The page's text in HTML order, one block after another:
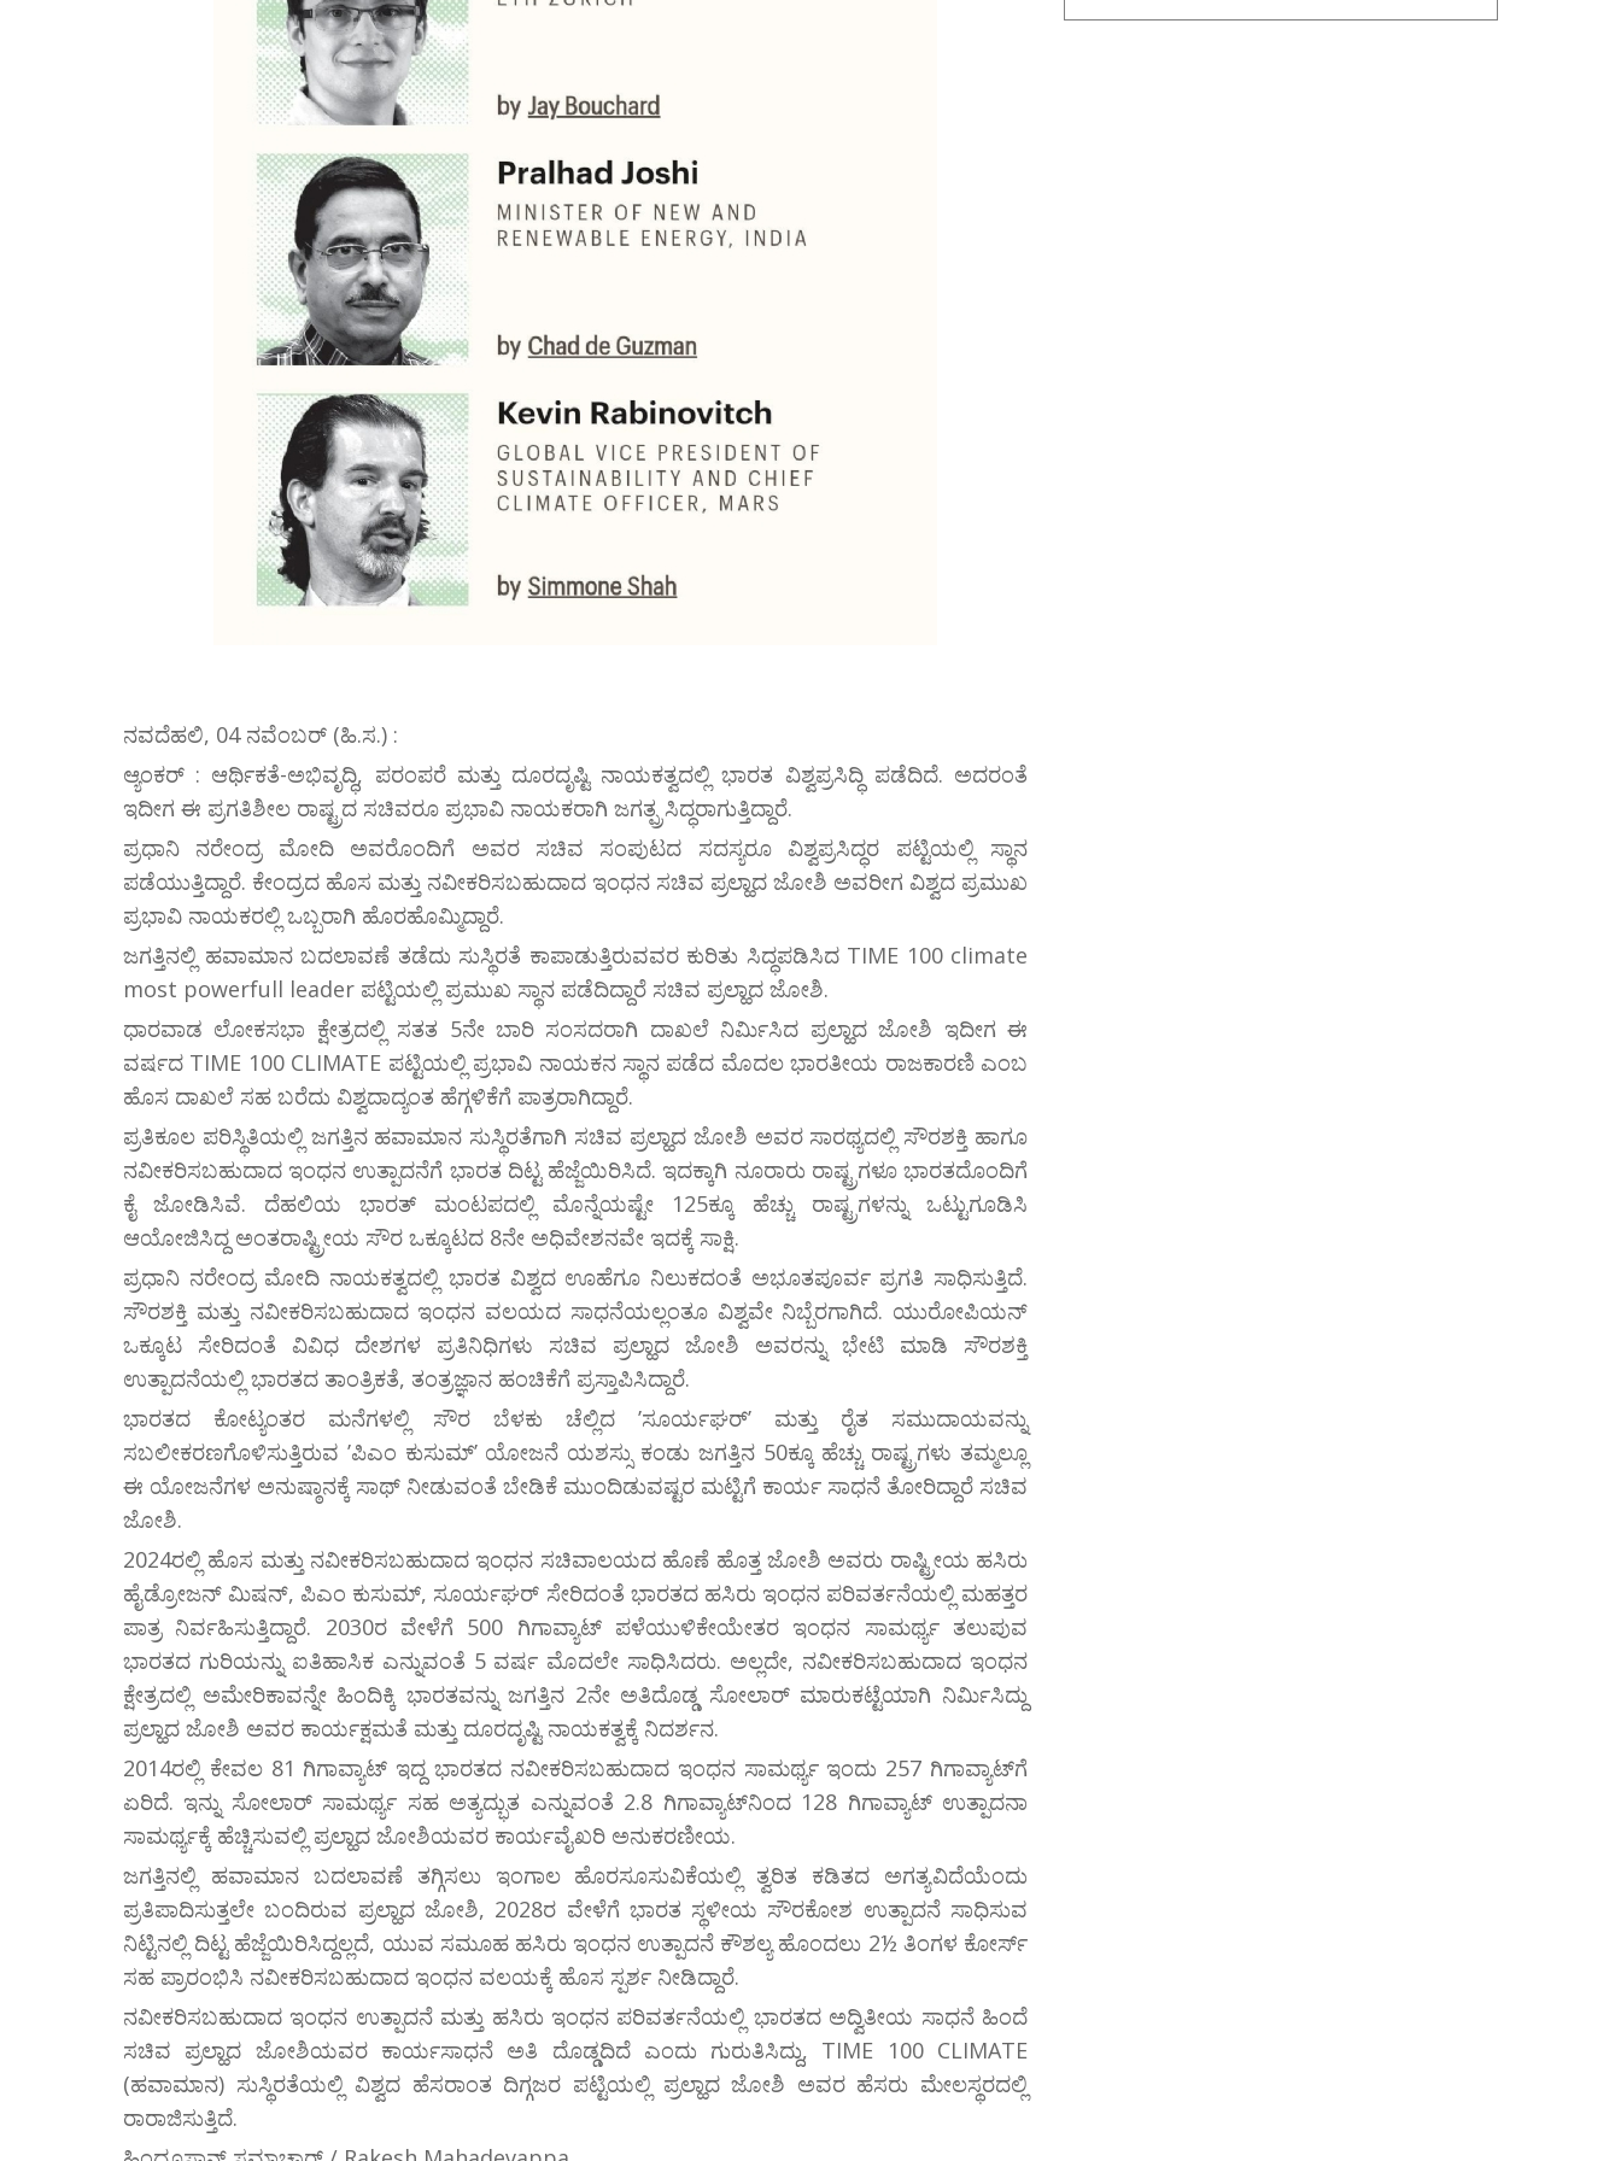
ನವದೆಹಲಿ, 04 ನವೆಂಬರ್ (ಹಿ.ಸ.) :
ಆ್ಯಂಕರ್ : ಆರ್ಥಿಕತೆ-ಅಭಿವೃದ್ಧಿ, ಪರಂಪರೆ ಮತ್ತು ದೂರದೃಷ್ಟಿ ನಾಯಕತ್ವದಲ್ಲಿ ಭಾರತ ವಿಶ್ವಪ್ರಸಿದ್ಧಿ ಪಡೆದಿದೆ. ಅದರಂತೆ
ಇದೀಗ ಈ ಪ್ರಗತಿಶೀಲ ರಾಷ್ಟ್ರದ ಸಚಿವರೂ ಪ್ರಭಾವಿ ನಾಯಕರಾಗಿ ಜಗತ್ಪ್ರಸಿದ್ಧರಾಗುತ್ತಿದ್ದಾರೆ.
ಪ್ರಧಾನಿ ನರೇಂದ್ರ ಮೋದಿ ಅವರೊಂದಿಗೆ ಅವರ ಸಚಿವ ಸಂಪುಟದ ಸದಸ್ಯರೂ ವಿಶ್ವಪ್ರಸಿದ್ಧರ ಪಟ್ಟಿಯಲ್ಲಿ ಸ್ಥಾನ
ಪಡೆಯುತ್ತಿದ್ದಾರೆ. ಕೇಂದ್ರದ ಹೊಸ ಮತ್ತು ನವೀಕರಿಸಬಹುದಾದ ಇಂಧನ ಸಚಿವ ಪ್ರಲ್ಹಾದ ಜೋಶಿ ಅವರೀಗ ವಿಶ್ವದ ಪ್ರಮುಖ
ಪ್ರಭಾವಿ ನಾಯಕರಲ್ಲಿ ಒಬ್ಬರಾಗಿ ಹೊರಹೊಮ್ಮಿದ್ದಾರೆ.
ಜಗತ್ತಿನಲ್ಲಿ ಹವಾಮಾನ ಬದಲಾವಣೆ ತಡೆದು ಸುಸ್ಥಿರತೆ ಕಾಪಾಡುತ್ತಿರುವವರ ಕುರಿತು ಸಿದ್ಧಪಡಿಸಿದ TIME 100 climate
most powerfull leader ಪಟ್ಟಿಯಲ್ಲಿ ಪ್ರಮುಖ ಸ್ಥಾನ ಪಡೆದಿದ್ದಾರೆ ಸಚಿವ ಪ್ರಲ್ಹಾದ ಜೋಶಿ.
ಧಾರವಾಡ ಲೋಕಸಭಾ ಕ್ಷೇತ್ರದಲ್ಲಿ ಸತತ 5ನೇ ಬಾರಿ ಸಂಸದರಾಗಿ ದಾಖಲೆ ನಿರ್ಮಿಸಿದ ಪ್ರಲ್ಹಾದ ಜೋಶಿ ಇದೀಗ ಈ
ವರ್ಷದ TIME 100 CLIMATE ಪಟ್ಟಿಯಲ್ಲಿ ಪ್ರಭಾವಿ ನಾಯಕನ ಸ್ಥಾನ ಪಡೆದ ಮೊದಲ ಭಾರತೀಯ ರಾಜಕಾರಣಿ ಎಂಬ
ಹೊಸ ದಾಖಲೆ ಸಹ ಬರೆದು ವಿಶ್ವದಾದ್ಯಂತ ಹೆಗ್ಗಳಿಕೆಗೆ ಪಾತ್ರರಾಗಿದ್ದಾರೆ.
ಪ್ರತಿಕೂಲ ಪರಿಸ್ಥಿತಿಯಲ್ಲಿ ಜಗತ್ತಿನ ಹವಾಮಾನ ಸುಸ್ಥಿರತೆಗಾಗಿ ಸಚಿವ ಪ್ರಲ್ಹಾದ ಜೋಶಿ ಅವರ ಸಾರಥ್ಯದಲ್ಲಿ ಸೌರಶಕ್ತಿ ಹಾಗೂ
ನವೀಕರಿಸಬಹುದಾದ ಇಂಧನ ಉತ್ಪಾದನೆಗೆ ಭಾರತ ದಿಟ್ಟ ಹೆಜ್ಜೆಯಿರಿಸಿದೆ. ಇದಕ್ಕಾಗಿ ನೂರಾರು ರಾಷ್ಟ್ರಗಳೂ ಭಾರತದೊಂದಿಗೆ
ಕೈ ಜೋಡಿಸಿವೆ. ದೆಹಲಿಯ ಭಾರತ್ ಮಂಟಪದಲ್ಲಿ ಮೊನ್ನೆಯಷ್ಟೇ 125ಕ್ಕೂ ಹೆಚ್ಚು ರಾಷ್ಟ್ರಗಳನ್ನು ಒಟ್ಟುಗೂಡಿಸಿ
ಆಯೋಜಿಸಿದ್ದ ಅಂತರಾಷ್ಟ್ರೀಯ ಸೌರ ಒಕ್ಕೂಟದ 8ನೇ ಅಧಿವೇಶನವೇ ಇದಕ್ಕೆ ಸಾಕ್ಷಿ.
ಪ್ರಧಾನಿ ನರೇಂದ್ರ ಮೋದಿ ನಾಯಕತ್ವದಲ್ಲಿ ಭಾರತ ವಿಶ್ವದ ಊಹೆಗೂ ನಿಲುಕದಂತೆ ಅಭೂತಪೂರ್ವ ಪ್ರಗತಿ ಸಾಧಿಸುತ್ತಿದೆ.
ಸೌರಶಕ್ತಿ ಮತ್ತು ನವೀಕರಿಸಬಹುದಾದ ಇಂಧನ ವಲಯದ ಸಾಧನೆಯಲ್ಲಂತೂ ವಿಶ್ವವೇ ನಿಬ್ಬೆರಗಾಗಿದೆ. ಯುರೋಪಿಯನ್
ಒಕ್ಕೂಟ ಸೇರಿದಂತೆ ವಿವಿಧ ದೇಶಗಳ ಪ್ರತಿನಿಧಿಗಳು ಸಚಿವ ಪ್ರಲ್ಹಾದ ಜೋಶಿ ಅವರನ್ನು ಭೇಟಿ ಮಾಡಿ ಸೌರಶಕ್ತಿ
ಉತ್ಪಾದನೆಯಲ್ಲಿ ಭಾರತದ ತಾಂತ್ರಿಕತೆ, ತಂತ್ರಜ್ಞಾನ ಹಂಚಿಕೆಗೆ ಪ್ರಸ್ತಾಪಿಸಿದ್ದಾರೆ.
ಭಾರತದ ಕೋಟ್ಯಂತರ ಮನೆಗಳಲ್ಲಿ ಸೌರ ಬೆಳಕು ಚೆಲ್ಲಿದ ʼಸೂರ್ಯಘರ್ʼ ಮತ್ತು ರೈತ ಸಮುದಾಯವನ್ನು
ಸಬಲೀಕರಣಗೊಳಿಸುತ್ತಿರುವ ʼಪಿಎಂ ಕುಸುಮ್ʼ ಯೋಜನೆ ಯಶಸ್ಸು ಕಂಡು ಜಗತ್ತಿನ 50ಕ್ಕೂ ಹೆಚ್ಚು ರಾಷ್ಟ್ರಗಳು ತಮ್ಮಲ್ಲೂ
ಈ ಯೋಜನೆಗಳ ಅನುಷ್ಠಾನಕ್ಕೆ ಸಾಥ್ ನೀಡುವಂತೆ ಬೇಡಿಕೆ ಮುಂದಿಡುವಷ್ಟರ ಮಟ್ಟಿಗೆ ಕಾರ್ಯ ಸಾಧನೆ ತೋರಿದ್ದಾರೆ ಸಚಿವ
ಜೋಶಿ.
2024ರಲ್ಲಿ ಹೊಸ ಮತ್ತು ನವೀಕರಿಸಬಹುದಾದ ಇಂಧನ ಸಚಿವಾಲಯದ ಹೊಣೆ ಹೊತ್ತ ಜೋಶಿ ಅವರು ರಾಷ್ಟ್ರೀಯ ಹಸಿರು
ಹೈಡ್ರೋಜನ್ ಮಿಷನ್, ಪಿಎಂ ಕುಸುಮ್​, ಸೂರ್ಯಘರ್ ಸೇರಿದಂತೆ ಭಾರತದ ಹಸಿರು ಇಂಧನ ಪರಿವರ್ತನೆಯಲ್ಲಿ ಮಹತ್ತರ
ಪಾತ್ರ ನಿರ್ವಹಿಸುತ್ತಿದ್ದಾರೆ. 2030ರ ವೇಳೆಗೆ 500 ಗಿಗಾವ್ಯಾಟ್ ಪಳೆಯುಳಿಕೇಯೇತರ ಇಂಧನ ಸಾಮರ್ಥ್ಯ ತಲುಪುವ
ಭಾರತದ ಗುರಿಯನ್ನು ಐತಿಹಾಸಿಕ ಎನ್ನುವಂತೆ 5 ವರ್ಷ ಮೊದಲೇ ಸಾಧಿಸಿದರು. ಅಲ್ಲದೇ, ನವೀಕರಿಸಬಹುದಾದ ಇಂಧನ
ಕ್ಷೇತ್ರದಲ್ಲಿ ಅಮೇರಿಕಾವನ್ನೇ ಹಿಂದಿಕ್ಕಿ ಭಾರತವನ್ನು ಜಗತ್ತಿನ 2ನೇ ಅತಿದೊಡ್ಡ ಸೋಲಾರ್​ ಮಾರುಕಟ್ಟೆಯಾಗಿ ನಿರ್ಮಿಸಿದ್ದು
ಪ್ರಲ್ಹಾದ ಜೋಶಿ ಅವರ ಕಾರ್ಯಕ್ಷಮತೆ ಮತ್ತು ದೂರದೃಷ್ಟಿ ನಾಯಕತ್ವಕ್ಕೆ ನಿದರ್ಶನ.
2014ರಲ್ಲಿ ಕೇವಲ 81 ಗಿಗಾವ್ಯಾಟ್​ ಇದ್ದ ಭಾರತದ ನವೀಕರಿಸಬಹುದಾದ ಇಂಧನ ಸಾಮರ್ಥ್ಯ ಇಂದು 257 ಗಿಗಾವ್ಯಾಟ್‌ಗೆ
ಏರಿದೆ. ಇನ್ನು ಸೋಲಾರ್​ ಸಾಮರ್ಥ್ಯ ಸಹ ಅತ್ಯದ್ಭುತ ಎನ್ನುವಂತೆ 2.8 ಗಿಗಾವ್ಯಾಟ್​ನಿಂದ 128 ಗಿಗಾವ್ಯಾಟ್​ ಉತ್ಪಾದನಾ
ಸಾಮರ್ಥ್ಯಕ್ಕೆ ಹೆಚ್ಚಿಸುವಲ್ಲಿ ಪ್ರಲ್ಹಾದ ಜೋಶಿಯವರ ಕಾರ್ಯವೈಖರಿ ಅನುಕರಣೀಯ.
ಜಗತ್ತಿನಲ್ಲಿ ಹವಾಮಾನ ಬದಲಾವಣೆ ತಗ್ಗಿಸಲು ಇಂಗಾಲ ಹೊರಸೂಸುವಿಕೆಯಲ್ಲಿ ತ್ವರಿತ ಕಡಿತದ ಅಗತ್ಯವಿದೆಯೆಂದು
ಪ್ರತಿಪಾದಿಸುತ್ತಲೇ ಬಂದಿರುವ ಪ್ರಲ್ಹಾದ ಜೋಶಿ, 2028ರ ವೇಳೆಗೆ ಭಾರತ ಸ್ಥಳೀಯ ಸೌರಕೋಶ ಉತ್ಪಾದನೆ ಸಾಧಿಸುವ
ನಿಟ್ಟಿನಲ್ಲಿ ದಿಟ್ಟ ಹೆಜ್ಜೆಯಿರಿಸಿದ್ದಲ್ಲದೆ, ಯುವ ಸಮೂಹ ಹಸಿರು ಇಂಧನ ಉತ್ಪಾದನೆ ಕೌಶಲ್ಯ ಹೊಂದಲು 2½ ತಿಂಗಳ ಕೋರ್ಸ್
ಸಹ ಪ್ರಾರಂಭಿಸಿ ನವೀಕರಿಸಬಹುದಾದ ಇಂಧನ ವಲಯಕ್ಕೆ ಹೊಸ ಸ್ಪರ್ಶ ನೀಡಿದ್ದಾರೆ.
ನವೀಕರಿಸಬಹುದಾದ ಇಂಧನ ಉತ್ಪಾದನೆ ಮತ್ತು ಹಸಿರು ಇಂಧನ ಪರಿವರ್ತನೆಯಲ್ಲಿ ಭಾರತದ ಅದ್ವಿತೀಯ ಸಾಧನೆ ಹಿಂದೆ
ಸಚಿವ ಪ್ರಲ್ಹಾದ ಜೋಶಿಯವರ ಕಾರ್ಯಸಾಧನೆ ಅತಿ ದೊಡ್ಡದಿದೆ ಎಂದು ಗುರುತಿಸಿದ್ದು, TIME 100 CLIMATE
(ಹವಾಮಾನ) ಸುಸ್ಥಿರತೆಯಲ್ಲಿ ವಿಶ್ವದ ಹೆಸರಾಂತ ದಿಗ್ಗಜರ ಪಟ್ಟಿಯಲ್ಲಿ ಪ್ರಲ್ಹಾದ ಜೋಶಿ ಅವರ ಹೆಸರು ಮೇಲಸ್ಥರದಲ್ಲಿ
ರಾರಾಜಿಸುತ್ತಿದೆ.